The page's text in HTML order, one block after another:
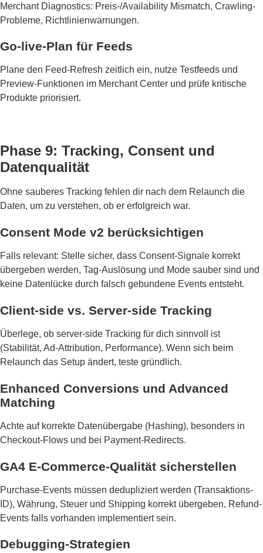
Merchant Diagnostics: Preis-/Availability Mismatch, Crawling-
Probleme, Richtlinienwarnungen.
Go-live-Plan für Feeds
Plane den Feed-Refresh zeitlich ein, nutze Testfeeds und
Preview-Funktionen im Merchant Center und prüfe kritische
Produkte priorisiert.
Phase 9: Tracking, Consent und
Datenqualität
Ohne sauberes Tracking fehlen dir nach dem Relaunch die
Daten, um zu verstehen, ob er erfolgreich war.
Consent Mode v2 berücksichtigen
Falls relevant: Stelle sicher, dass Consent-Signale korrekt
übergeben werden, Tag-Auslösung und Mode sauber sind und
keine Datenlücke durch falsch gebundene Events entsteht.
Client-side vs. Server-side Tracking
Überlege, ob server-side Tracking für dich sinnvoll ist
(Stabilität, Ad-Attribution, Performance). Wenn sich beim
Relaunch das Setup ändert, teste gründlich.
Enhanced Conversions und Advanced
Matching
Achte auf korrekte Datenübergabe (Hashing), besonders in
Checkout-Flows und bei Payment-Redirects.
GA4 E-Commerce-Qualität sicherstellen
Purchase-Events müssen dedupliziert werden (Transaktions-
ID), Währung, Steuer und Shipping korrekt übergeben, Refund-
Events falls vorhanden implementiert sein.
Debugging-Strategien